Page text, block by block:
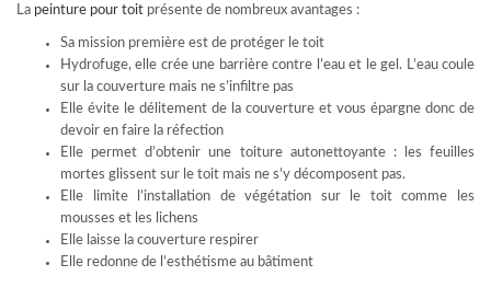
La peinture pour toit présente de nombreux avantages :
Sa mission première est de protéger le toit
Hydrofuge, elle crée une barrière contre l’eau et le gel. L’eau coule
sur la couverture mais ne s’infiltre pas
Elle évite le délitement de la couverture et vous épargne donc de
devoir en faire la réfection
Elle permet d’obtenir une toiture autonettoyante : les feuilles
mortes glissent sur le toit mais ne s’y décomposent pas.
Elle limite l’installation de végétation sur le toit comme les
mousses et les lichens
Elle laisse la couverture respirer
Elle redonne de l’esthétisme au bâtiment